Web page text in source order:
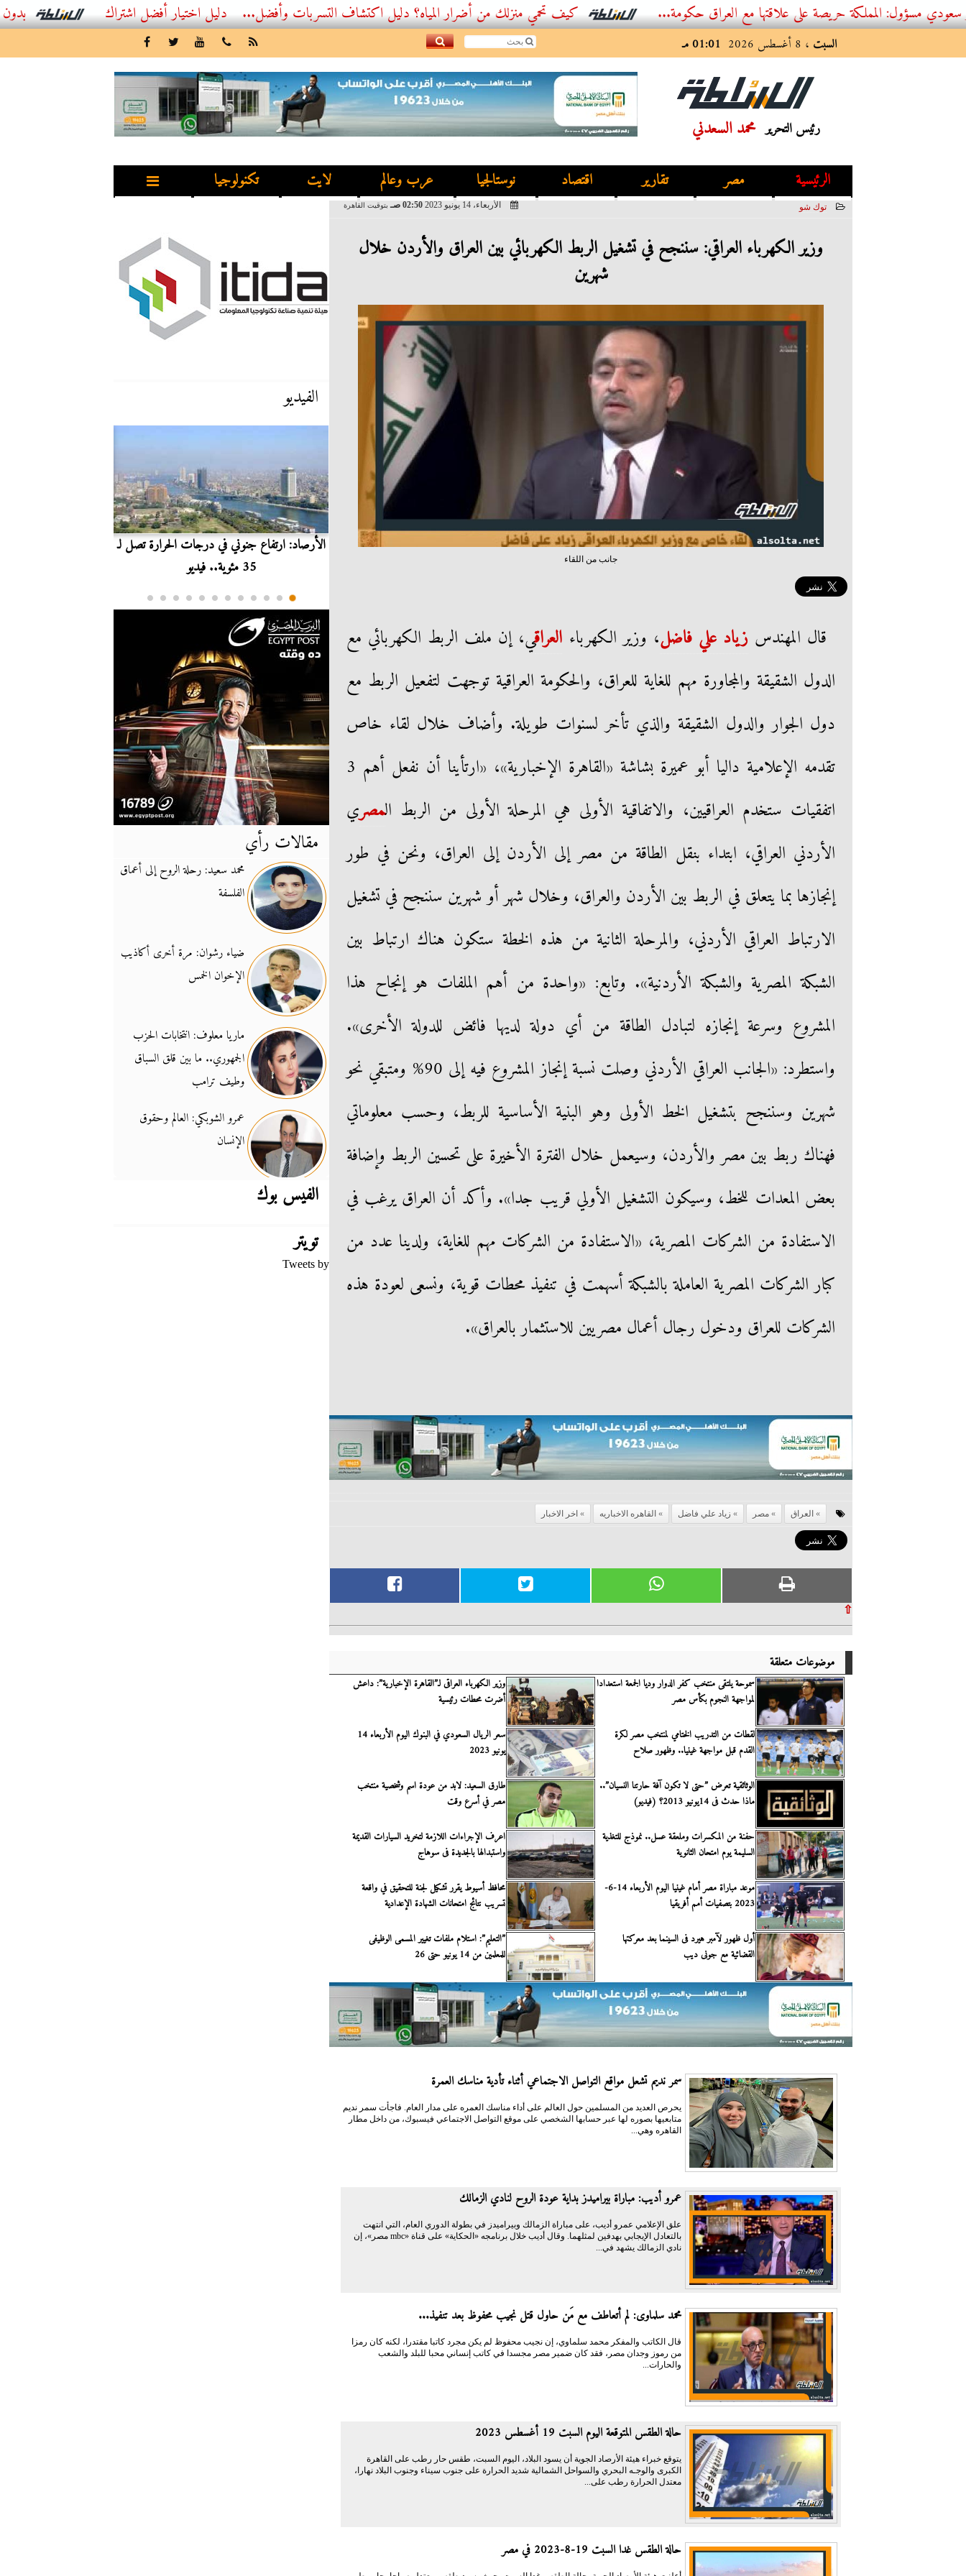
أفضل اشتراك IPTV بدون تقطيع 2026 – دليل المشاهد العصري المملكة حريصة على علاقتها مع العراق حكومة... كيف تحمي منزلك من أضرار المياه؟ دليل اكتشاف التسربات وأفضل...
السبت ، 8 أغسطس 2026 01:01 مـ
رئيس التحرير محمد السعدني
الرئيسية مصر تقارير اقتصاد نوستالجيا عرب وعالم لايت تكنولوجيا
توك شو الأربعاء، 14 يونيو 2023 02:50 صـ بتوقيت القاهرة
وزير الكهرباء العراقي: سننجح في تشغيل الربط الكهربائي بين العراق والأردن خلال
شهرين
جانب من اللقاء
قال المهندس زياد علي فاضل، وزير الكهرباء العراقي، إن ملف الربط الكهربائي مع
الدول الشقيقة والمجاورة مهم للغاية للعراق، والحكومة العراقية توجهت لتفعيل الربط مع
دول الجوار والدول الشقيقة والذي تأخر لسنوات طويلة. وأضاف خلال لقاء خاص
تقدمه الإعلامية داليا أبو عميرة بشاشة «القاهرة الإخبارية»، «ارتأينا أن نفعل أهم 3
اتفقيات ستخدم العراقيين، والاتفاقية الأولى هي المرحلة الأولى من الربط المصري
الأردني العراقي، ابتداء بنقل الطاقة من مصر إلى الأردن إلى العراق، ونحن في طور
إنجازها بما يتعلق في الربط بين الأردن والعراق، وخلال شهر أو شهرين سننجح في تشغيل
الارتباط العراقي الأردني، والمرحلة الثانية من هذه الخطة ستكون هناك ارتباط بين
الشبكة المصرية والشبكة الأردنية». وتابع: «واحدة من أهم الملفات هو إنجاح هذا
المشروع وسرعة إنجازه لتبادل الطاقة من أي دولة لديها فائض للدولة الأخرى».
واستطرد: «الجانب العراقي الأردني وصلت نسبة إنجاز المشروع فيه إلى 90% ومتبقي نحو
شهرين وسننجح بتشغيل الخط الأولى وهو البنية الأساسية للربط، وحسب معلوماتي
فهناك ربط بين مصر والأردن، وسيعمل خلال الفترة الأخيرة على تحسين الربط وإضافة
بعض المعدات للخط، وسيكون التشغيل الأولي قريب جدا». وأكد أن العراق يرغب في
الاستفادة من الشركات المصرية، «الاستفادة من الشركات مهم للغاية، ولدينا عدد من
كبار الشركات المصرية العاملة بالشبكة أسهمت في تنفيذ محطات قوية، ونسعى لعودة هذه
الشركات للعراق ودخول رجال أعمال مصريين للاستثمار بالعراق».
العراق مصر زياد علي فاضل القاهره الاخباريه اخر الاخبار
⇧
موضوعات متعلقة
سموحة يلتقى منتخب كفر الدوار وديا الجمعة استعدادا
لمواجهة النجوم بكأس مصر
وزير الكهرباء العراقى لـ”القاهرة الإخبارية”: داعش
أضرت محطات رئيسية
لقطات من التدريب الختامي لمنتخب مصر لكرة
القدم قبل مواجهة غينيا.. وظهور صلاح
سعر الريال السعودي في البنوك اليوم الأربعاء 14
يونيو 2023
الوثائقية تعرض ”حتى لا تكون آفة حارتنا النسيان”..
ماذا حدث فى 14يونيو 2013؟ (فيديو)
طارق السعيد: لابد من عودة اسم وشخصية منتخب
مصر في أسرع وقت
حفنة من المكسرات وملعقة عسل.. نموذج للتغذية
السليمة يوم امتحان الثانوية
اعرف الإجراءات اللازمة لتخريد السيارات القديمة
واستبدالها بالجديدة فى سوهاج
موعد مباراة مصر أمام غينيا اليوم الأربعاء 14-6-
2023 بتصفيات أمم أفريقيا
محافظ أسيوط يقرر تشكيل لجنة للتحقيق في واقعة
تسريب نتائج امتحانات الشهادة الإعدادية
أول ظهور لآمبر هيرد فى السينما بعد معركتها
القضائية مع جونى ديب
”التعليم”: استلام ملفات تغيير المسمى الوظيفى
للمعلمين من 14 يونيو حتى 26
سمر نديم تشعل مواقع التواصل الاجتماعي أثناء تأدية مناسك العمرة
يحرص العديد من المسلمين حول العالم على أداء مناسك العمره على مدار العام. فاجأت سمر نديم
متابعيها بصوره لها عبر حسابها الشخصي على موقع التواصل الاجتماعي فيسبوك، من داخل مطار
القاهره وهي...
عمرو أديب: مباراة بيراميدز بداية عودة الروح لنادي الزمالك
علق الإعلامي عمرو أديب، على مباراة الزمالك وبيراميدز في بطولة الدوري العام، التي انتهت
بالتعادل الإيجابي بهدفين لمثلهما. وقال أديب خلال برنامجه «الحكاية» على قناة «mbc مصر»، إن
نادي الزمالك يشهد في...
محمد سلماوى: لم أتعاطف مع مَن حاول قتل نجيب محفوظ بعد تنفيذ...
قال الكاتب والمفكر محمد سلماوي، إن نجيب محفوظ لم يكن مجرد كاتبا مقتدرا، لكنه كان رمزا
من رموز وجدان مصر، فقد كان ضمير مصر مجسدا في كاتب إنساني محبا للبلد والشعب
والحارات...
حالة الطقس المتوقعة اليوم السبت 19 أغسطس 2023
يتوقع خبراء هيئة الأرصاد الجوية أن يسود البلاد، اليوم السبت، طقس حار رطب على القاهرة
الكبرى والوجـه البحري والسواحل الشمالية شديد الحرارة على جنوب سيناء وجنوب البلاد نهارا،
معتدل الحرارة رطب على...
حالة الطقس غدا السبت 19-8-2023 في مصر
الفيديو
بث مباشر.. مباراة الزمالك وسيراميكا كليوباترا في
الأرصاد: ارتفاع جنوني في درجات الحرارة تصل لـ
35 مئوية.. فيديو
مقالات رأي
محمد سعيد: رحلة الروح إلى أعماق
الفلسفة
ضياء رشوان: مرة أخرى أكاذيب
الإخوان الخمس
ماريا معلوف: انتخابات الحزب
الجمهوري.. ما بين قلق السباق
وطيف ترامب
عمرو الشوبكي: العالم وحقوق
الإنسان
الفيس بوك
تويتر
Tweets by